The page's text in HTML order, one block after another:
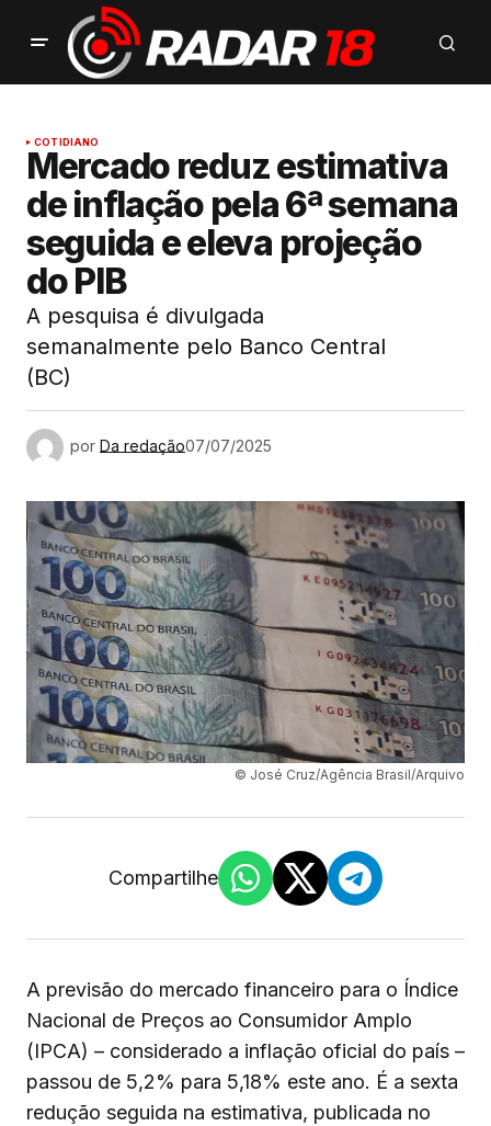
COTIDIANO
Mercado reduz estimativa
de inflação pela 6ª semana
seguida e eleva projeção
do PIB
A pesquisa é divulgada
semanalmente pelo Banco Central
(BC)
por Da redação07/07/2025
© José Cruz/Agência Brasil/Arquivo
Compartilhe
A previsão do mercado financeiro para o Índice
Nacional de Preços ao Consumidor Amplo
(IPCA) – considerado a inflação oficial do país –
passou de 5,2% para 5,18% este ano. É a sexta
redução seguida na estimativa, publicada no